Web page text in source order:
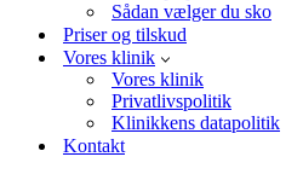
Sådan vælger du sko
Priser og tilskud
Vores klinik
Vores klinik
Privatlivspolitik
Klinikkens datapolitik
Kontakt